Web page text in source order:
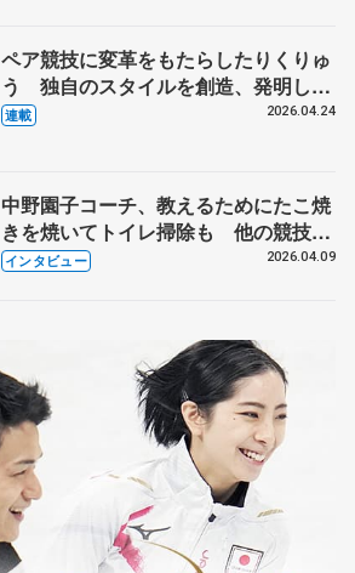
ペア競技に変革をもたらしたりくりゅ
う 独自のスタイルを創造、発明した
【引退発表後②】
連載 2026.04.24
中野園子コーチ、教えるためにたこ焼
きを焼いてトイレ掃除も 他の競技に
も通用するという坂本花織の筋肉
インタビュー 2026.04.09